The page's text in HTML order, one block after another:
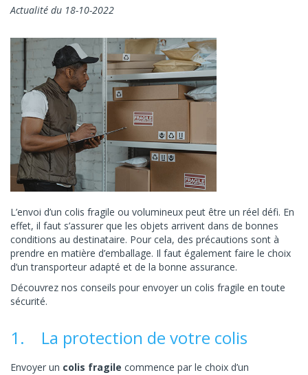
Actualité du 18-10-2022
L’envoi d’un colis fragile ou volumineux peut être un réel défi. En
effet, il faut s’assurer que les objets arrivent dans de bonnes
conditions au destinataire. Pour cela, des précautions sont à
prendre en matière d’emballage. Il faut également faire le choix
d’un transporteur adapté et de la bonne assurance.
Découvrez nos conseils pour envoyer un colis fragile en toute
sécurité.
1. La protection de votre colis
Envoyer un colis fragile commence par le choix d’un